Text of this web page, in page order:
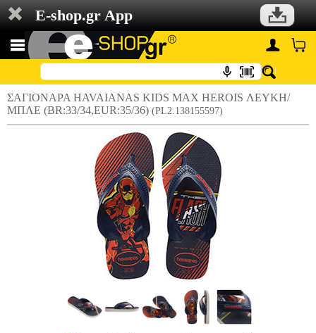
E-shop.gr App
ΣΑΓΙΟΝΑΡΑ HAVAIANAS KIDS MAX HEROIS ΛΕΥΚΗ/
ΜΠΛΕ (BR:33/34,EUR:35/36) (PL2.138155597)